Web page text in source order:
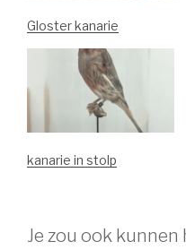
Gloster kanarie
kanarie in stolp
Je zou ook